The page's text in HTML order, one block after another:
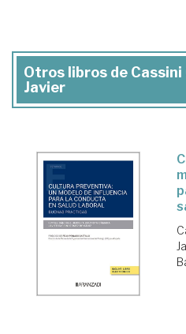
Otros libros de Cassini
Javier